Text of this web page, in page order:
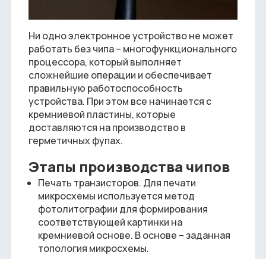
Ни одно электронное устройство не может
работать без чипа – многофункционального
процессора, который выполняет
сложнейшие операции и обеспечивает
правильную работоспособность
устройства. При этом все начинается с
кремниевой пластины, которые
доставляются на производство в
герметичных фупах.
Этапы производства чипов
Печать транзисторов. Для печати
микросхемы используется метод
фотолитографии для формирования
соответствующей картинки на
кремниевой основе. В основе – заданная
топология микросхемы.